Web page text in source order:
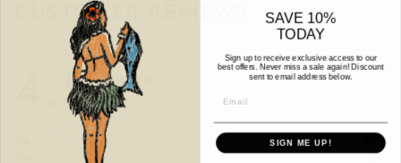
CUSTOMER REVIEWS
4.5
4 reviews
75%
0%
SAVE 10%
TODAY
Sign up to receive exclusive access to our
best offers. Never miss a sale again! Discount
sent to email address below.
SIGN ME UP!